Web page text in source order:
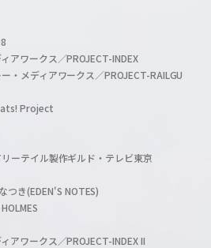
アワークス／PROJECT-INDEX
・メディアワークス／PROJECT-RAILGU
Project
ーテイル製作ギルド・テレビ東京
き(EDEN'S NOTES)
アワークス／PROJECT-INDEX II